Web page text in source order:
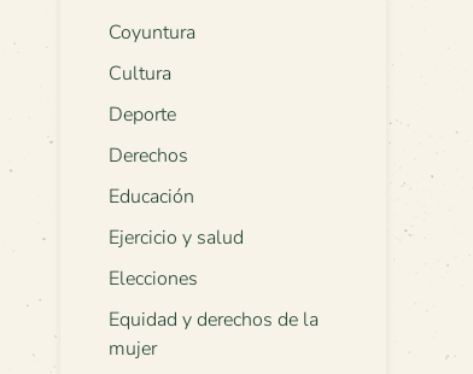
Coyuntura
Cultura
Deporte
Derechos
Educación
Ejercicio y salud
Elecciones
Equidad y derechos de la
mujer